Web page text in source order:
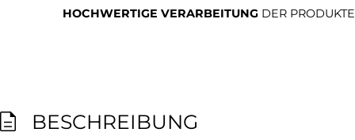
HOCHWERTIGE VERARBEITUNG DER PRODUKTE
BESCHREIBUNG